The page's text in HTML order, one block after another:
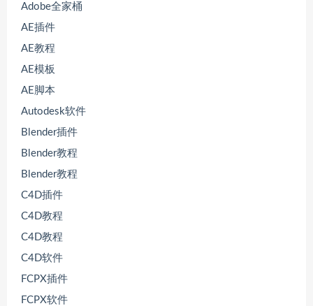
Adobe全家桶
AE插件
AE教程
AE模板
AE脚本
Autodesk软件
Blender插件
Blender教程
Blender教程
C4D插件
C4D教程
C4D教程
C4D软件
FCPX插件
FCPX软件